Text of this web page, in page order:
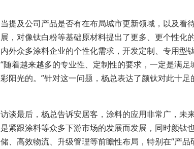
当提及公司产品是否有在布局城市更新领域，以及
展，对像钛白粉等基础原材料提出了更多、更个性化
内外众多涂料企业的个性化需求，开发定制、专用型
“随着越来越多的专业性、定制性的要求，一定是满
彩阳光的。”针对这一问题，杨总表达了颜钛对此十足
访谈最后，杨总告诉安居客，涂料的应用非常广，未
是紧跟涂料等众多下游市场的发展而发展，同时颜钛
储、高效物流、升级管理等前瞻性布局，特别在“产